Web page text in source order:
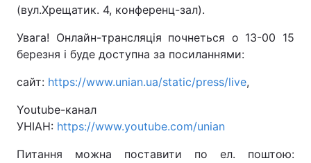
Відео з Youtube Статті
Інтерв'ю
Контакти
Послуги
(вул.Хрещатик. 4, конференц-зал).
Увага! Онлайн-трансляція почнеться о 13-00 15
березня і буде доступна за посиланнями:
сайт: https://www.unian.ua/static/press/live,
Youtube-канал
УНІАН: https://www.youtube.com/unian
Питання можна поставити по ел. поштою: